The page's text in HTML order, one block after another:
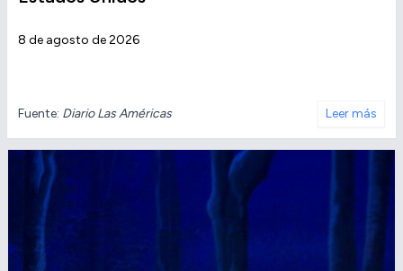
8 de agosto de 2026
Fuente: Diario Las Américas Leer más